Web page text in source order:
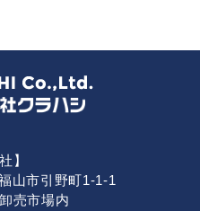
】
山市引野町1-1-1
売市場内